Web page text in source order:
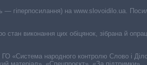
— гіперпосилання) на www.slovoidilo.ua.
стан виконання цих обіцянок, зібрана й
ГО «Система народного контролю Слово і